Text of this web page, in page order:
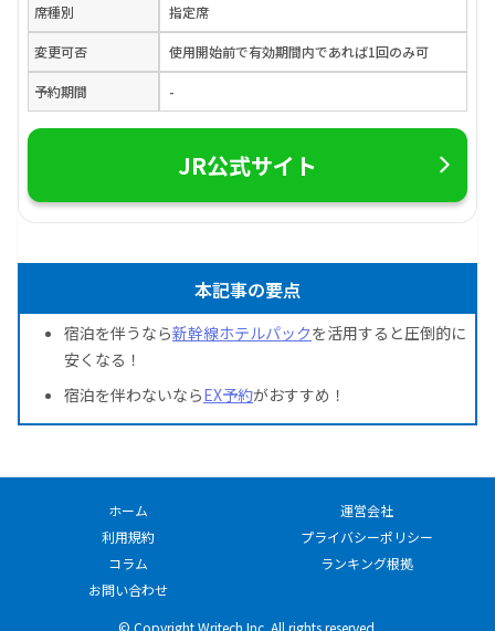
席種別 指定席
変更可否 使用開始前で有効期間内であれば1回のみ可
予約期間 -
JR公式サイト
本記事の要点
宿泊を伴うなら新幹線ホテルパックを活用すると圧倒的に
安くなる！
宿泊を伴わないならEX予約がおすすめ！
ホーム
運営会社
利用規約
プライバシーポリシー
コラム
ランキング根拠
お問い合わせ